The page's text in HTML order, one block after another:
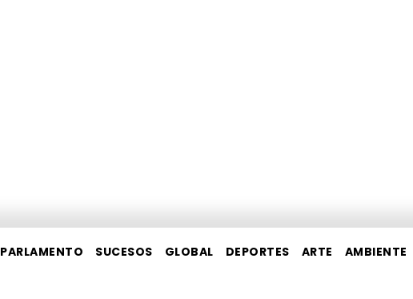
PARLAMENTO SUCESOS GLOBAL DEPORTES ARTE AMBIENTE